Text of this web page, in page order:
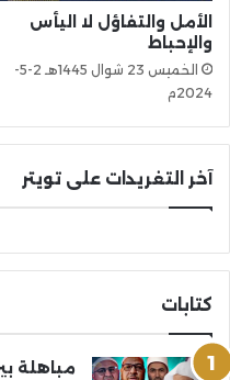
الأمل والتفاؤل لا اليأس
والإحباط
الخميس 23 شوال 1445هـ 2-5-
2024م
آخر التغريدات على تويتر
كتابات
مباهلة